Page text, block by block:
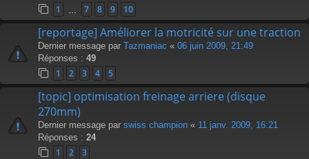
1 7 8 9 10
[reportage] Améliorer la motricité sur une traction
Dernier message par Tazmaniac « 06 juin 2009, 21:49
Réponses : 49
1 2 3 4 5
[topic] optimisation freinage arriere (disque
270mm)
Dernier message par swiss champion « 11 janv. 2009, 16:21
Réponses : 24
1 2 3